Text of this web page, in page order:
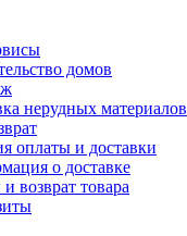
домов
нерудных материалов
оплаты и доставки
о доставке
возврат товара